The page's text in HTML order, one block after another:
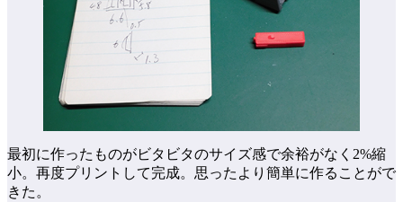
最初に作ったものがビタビタのサイズ感で余裕がなく2%縮
小。再度プリントして完成。思ったより簡単に作ることがで
きた。